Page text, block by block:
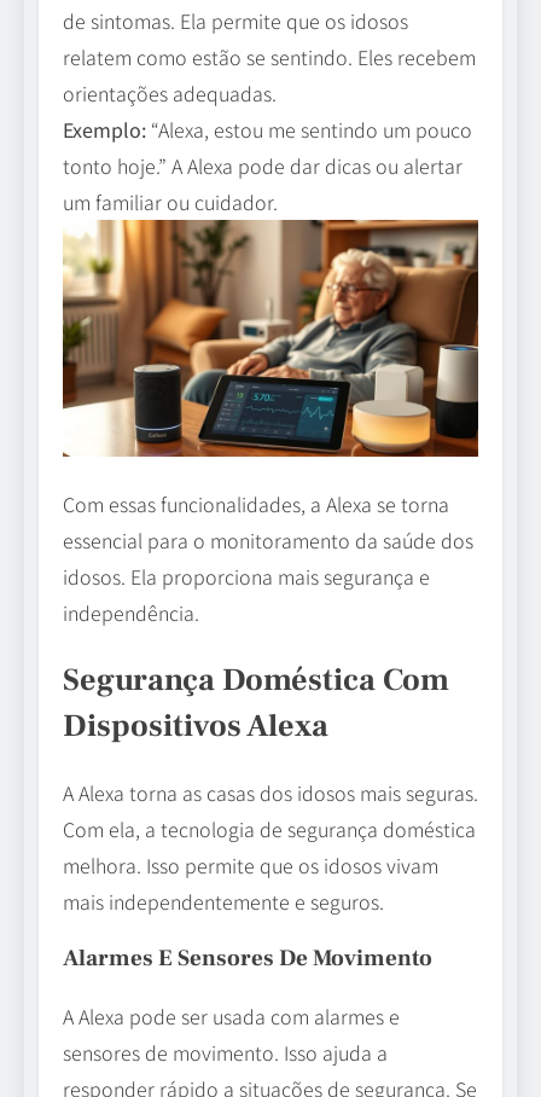
de sintomas. Ela permite que os idosos
relatem como estão se sentindo. Eles recebem
orientações adequadas.
Exemplo: “Alexa, estou me sentindo um pouco
tonto hoje.” A Alexa pode dar dicas ou alertar
um familiar ou cuidador.
Com essas funcionalidades, a Alexa se torna
essencial para o monitoramento da saúde dos
idosos. Ela proporciona mais segurança e
independência.
Segurança Doméstica Com
Dispositivos Alexa
A Alexa torna as casas dos idosos mais seguras.
Com ela, a tecnologia de segurança doméstica
melhora. Isso permite que os idosos vivam
mais independentemente e seguros.
Alarmes E Sensores De Movimento
A Alexa pode ser usada com alarmes e
sensores de movimento. Isso ajuda a
responder rápido a situações de segurança. Se